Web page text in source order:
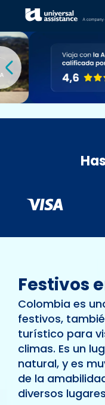
Festivos
Colombia es
festivos,
turístico para
climas. Es un
natural, y es
de la
diversos